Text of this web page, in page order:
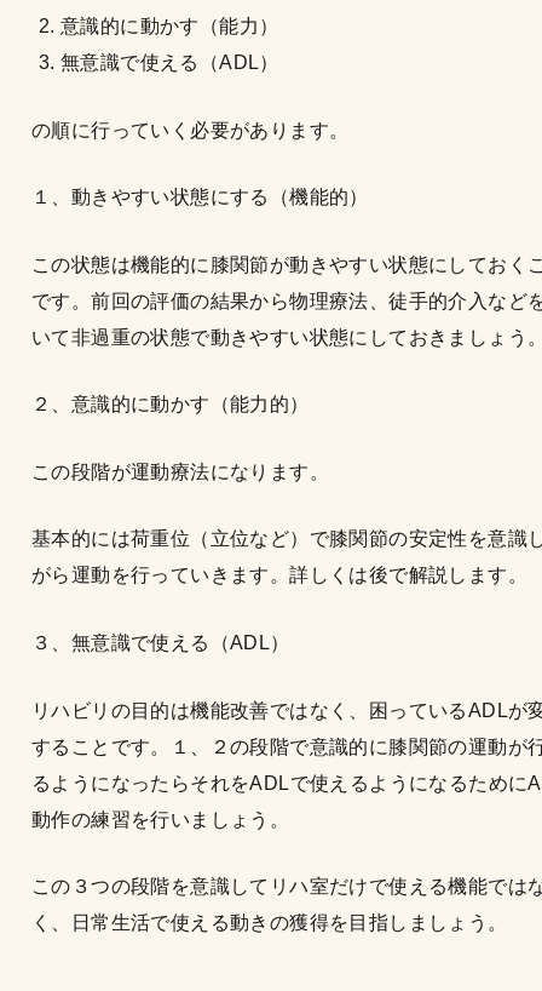
意識的に動かす（能力）
無意識で使える（ADL）
の順に行っていく必要があります。
１、動きやすい状態にする（機能的）
この状態は機能的に膝関節が動きやすい状態にしておく
です。前回の評価の結果から物理療法、徒手的介入など
いて非過重の状態で動きやすい状態にしておきましょう
２、意識的に動かす（能力的）
この段階が運動療法になります。
基本的には荷重位（立位など）で膝関節の安定性を意識
がら運動を行っていきます。詳しくは後で解説します。
３、無意識で使える（ADL）
リハビリの目的は機能改善ではなく、困っているADLが
することです。１、２の段階で意識的に膝関節の運動が
るようになったらそれをADLで使えるようになるために
動作の練習を行いましょう。
この３つの段階を意識してリハ室だけで使える機能では
く、日常生活で使える動きの獲得を目指しましょう。